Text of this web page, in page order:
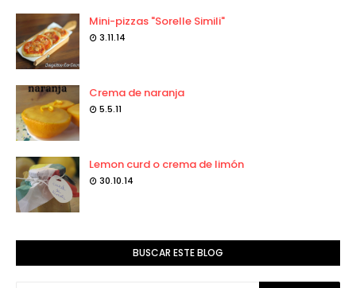
Mini-pizzas "Sorelle Simili"
3.11.14
Crema de naranja
5.5.11
Lemon curd o crema de limón
30.10.14
BUSCAR ESTE BLOG